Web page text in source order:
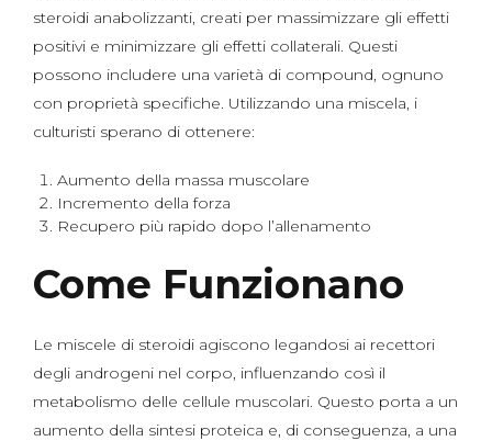
steroidi anabolizzanti, creati per massimizzare gli effetti
positivi e minimizzare gli effetti collaterali. Questi
possono includere una varietà di compound, ognuno
con proprietà specifiche. Utilizzando una miscela, i
culturisti sperano di ottenere:
Aumento della massa muscolare
Incremento della forza
Recupero più rapido dopo l’allenamento
Come Funzionano
Le miscele di steroidi agiscono legandosi ai recettori
degli androgeni nel corpo, influenzando così il
metabolismo delle cellule muscolari. Questo porta a un
aumento della sintesi proteica e, di conseguenza, a una